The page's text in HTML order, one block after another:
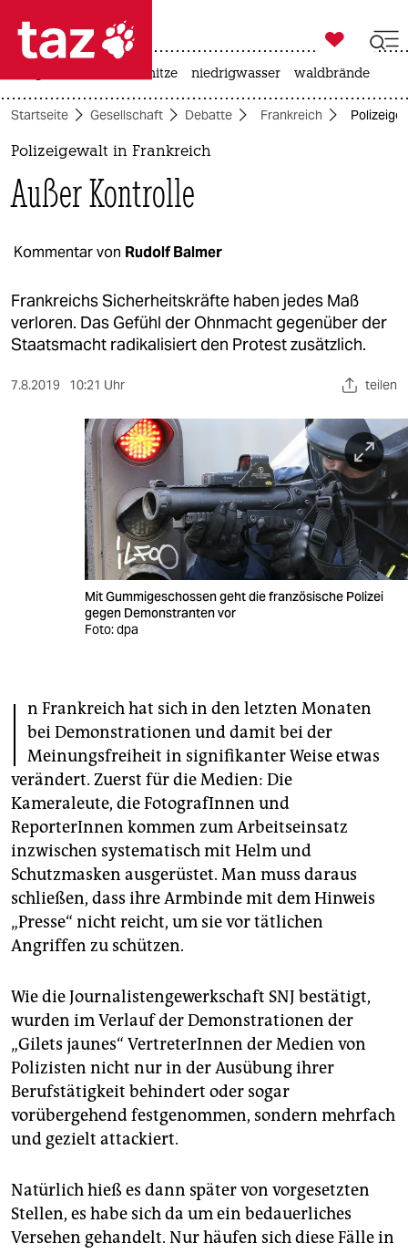
 taz zahl ich
taz zahl ich
themen
politik
öko
gesellschaft
kultur
wahrheit
veranstaltungen
unterstützen
abo
genossenschaft
epaper login

taz zahl ich
hitze niedrigwasser waldbrände
Startseite Gesellschaft Debatte Frankreich
Polizeigewalt in Frankreich
Außer Kontrolle
Kommentar von Rudolf Balmer
Frankreichs Sicherheitskräfte haben jedes Maß
verloren. Das Gefühl der Ohnmacht gegenüber der
Staatsmacht radikalisiert den Protest zusätzlich.
7.8.2019 10:21 Uhr teilen
Mit Gummigeschossen geht die französische Polizei
gegen Demonstranten vor
Foto: dpa
I n Frankreich hat sich in den letzten Monaten
bei Demonstrationen und damit bei der
Meinungsfreiheit in signifikanter Weise etwas
verändert. Zuerst für die Medien: Die
Kameraleute, die FotografInnen und
ReporterInnen kommen zum Arbeitseinsatz
inzwischen systematisch mit Helm und
Schutzmasken ausgerüstet. Man muss daraus
schließen, dass ihre Armbinde mit dem Hinweis
„Presse“ nicht reicht, um sie vor tätlichen
Angriffen zu schützen.
Wie die Journalistengewerkschaft SNJ bestätigt,
wurden im Verlauf der Demonstrationen der
„Gilets jaunes“ VertreterInnen der Medien von
Polizisten nicht nur in der Ausübung ihrer
Berufstätigkeit behindert oder sogar
vorübergehend festgenommen, sondern mehrfach
und gezielt attackiert.
Natürlich hieß es dann später von vorgesetzten
Stellen, es habe sich da um ein bedauerliches
Versehen gehandelt. Nur häufen sich diese Fälle in